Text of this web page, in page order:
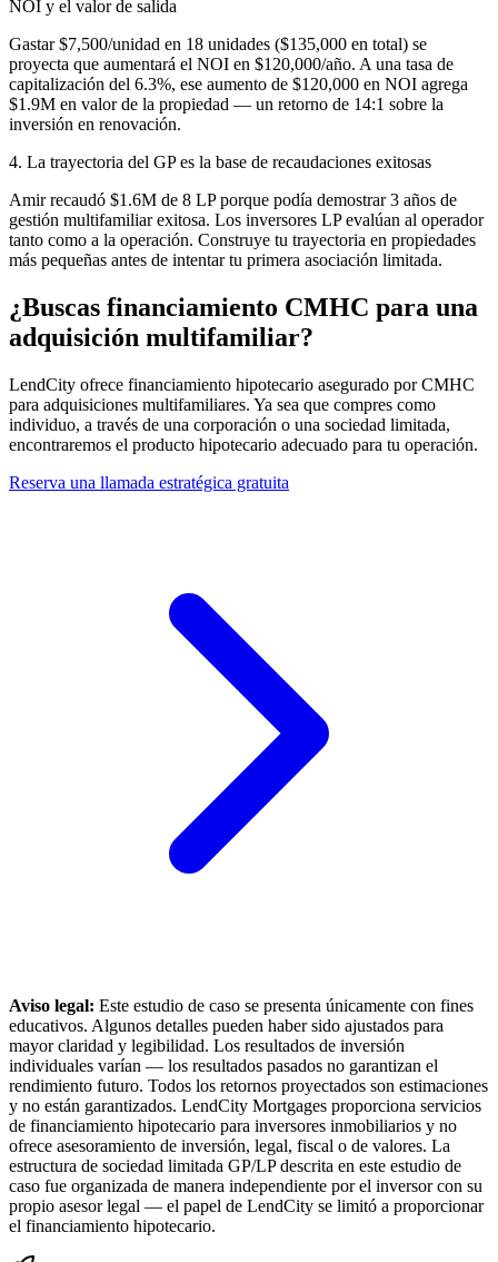
NOI y el valor de salida
Gastar $7,500/unidad en 18 unidades ($135,000 en total) se
proyecta que aumentará el NOI en $120,000/año. A una tasa de
capitalización del 6.3%, ese aumento de $120,000 en NOI agrega
$1.9M en valor de la propiedad — un retorno de 14:1 sobre la
inversión en renovación.
4. La trayectoria del GP es la base de recaudaciones exitosas
Amir recaudó $1.6M de 8 LP porque podía demostrar 3 años de
gestión multifamiliar exitosa. Los inversores LP evalúan al operador
tanto como a la operación. Construye tu trayectoria en propiedades
más pequeñas antes de intentar tu primera asociación limitada.
¿Buscas financiamiento CMHC para una
adquisición multifamiliar?
LendCity ofrece financiamiento hipotecario asegurado por CMHC
para adquisiciones multifamiliares. Ya sea que compres como
individuo, a través de una corporación o una sociedad limitada,
encontraremos el producto hipotecario adecuado para tu operación.
Reserva una llamada estratégica gratuita
Aviso legal: Este estudio de caso se presenta únicamente con fines
educativos. Algunos detalles pueden haber sido ajustados para
mayor claridad y legibilidad. Los resultados de inversión
individuales varían — los resultados pasados no garantizan el
rendimiento futuro. Todos los retornos proyectados son estimaciones
y no están garantizados. LendCity Mortgages proporciona servicios
de financiamiento hipotecario para inversores inmobiliarios y no
ofrece asesoramiento de inversión, legal, fiscal o de valores. La
estructura de sociedad limitada GP/LP descrita en este estudio de
caso fue organizada de manera independiente por el inversor con su
propio asesor legal — el papel de LendCity se limitó a proporcionar
el financiamiento hipotecario.